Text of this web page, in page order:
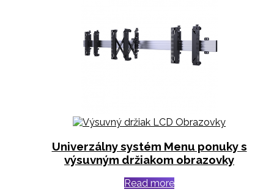
Univerzálny systém Menu ponuky s
výsuvným držiakom obrazovky
Read more